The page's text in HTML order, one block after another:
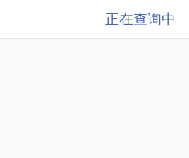
正在查询中